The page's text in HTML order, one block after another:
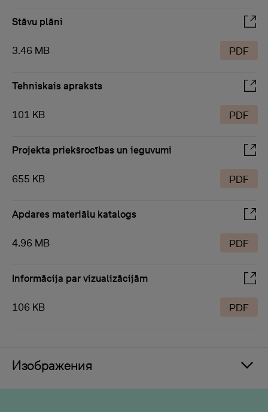
Stāvu plāni
3.46 MB PDF
Tehniskais apraksts
101 KB PDF
Projekta priekšrocības un ieguvumi
655 KB PDF
Apdares materiālu katalogs
4.96 MB PDF
Informācija par vizualizācijām
106 KB PDF
Изображения